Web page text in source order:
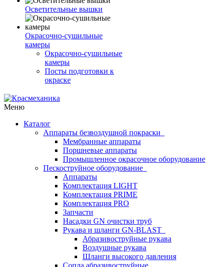
Осветительные вышки
Окрасочно-сушильные
камеры
Окрасочно-сушильные
камеры
Посты подготовки к
окраске
Меню
Каталог
Аппараты безвоздушной покраски
Мембранные аппараты
Поршневые аппараты
Промышленное окрасочное оборудование
Пескоструйное оборудование
Аппараты
Комплектация LIGHT
Комплектация PRIME
Комплектация PRO
Запчасти
Насадки GN очистки труб
Рукава и шланги GN-BLAST
Абразивоструйные рукава
Воздушные рукава
Шланги высокого давления
Сопла абразивоструйные